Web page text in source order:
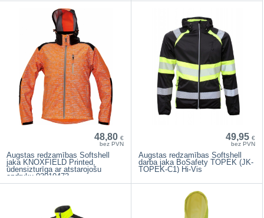
48,80 €
bez PVN
Augstas redzamības Softshell
jaka KNOXFIELD Printed,
ūdensizturīga ar atstarojošu
apdruku 03010473
49,95 €
bez PVN
Augstas redzamības Softshell
darba jaka BoSafety TOPEK (JK-
TOPEK-C1) Hi-Vis